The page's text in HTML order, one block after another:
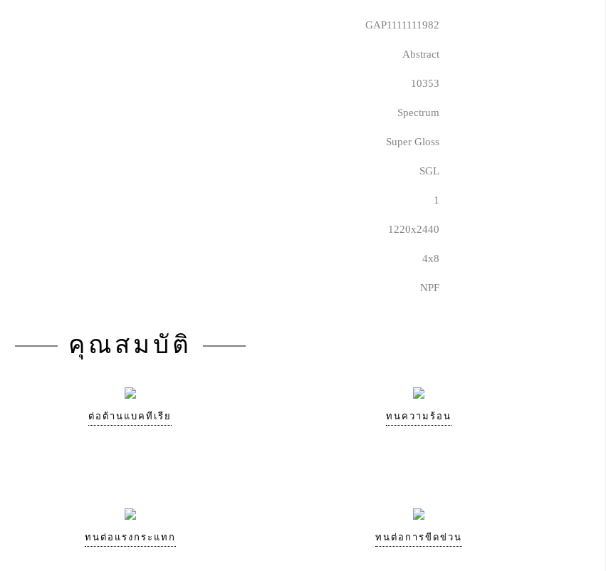
GAP1111111982
Abstract
10353
Spectrum
Super Gloss
SGL
1
1220x2440
4x8
NPF
คุณสมบัติ
ต่อต้านแบคทีเรีย ทนความร้อน
ทนต่อแรงกระแทก ทนต่อการขีดข่วน